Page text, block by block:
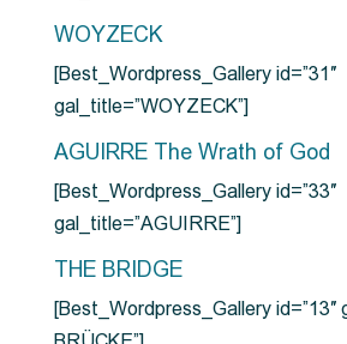
WOYZECK
[Best_Wordpress_Gallery id=”31″
gal_title=”WOYZECK”]
AGUIRRE The Wrath of God
[Best_Wordpress_Gallery id=”33″
gal_title=”AGUIRRE”]
THE BRIDGE
[Best_Wordpress_Gallery id=”13″